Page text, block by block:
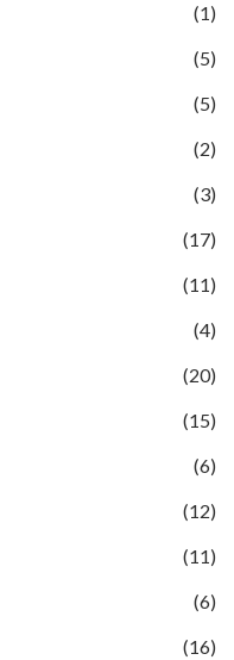
(1)
(5)
(5)
(2)
(3)
(17)
(11)
(4)
(20)
(15)
(6)
(12)
(11)
(6)
(16)